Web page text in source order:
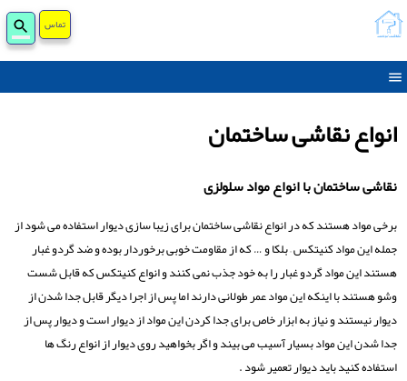
تماس
انواع نقاشی ساختمان
نقاشی ساختمان با انواع مواد سلولزی
برخی مواد هستند که در انواع نقاشی ساختمان برای زیبا سازی دیوار استفاده می شود از
جمله این مواد کنیتکس – بلکا و … که از مقاومت خوبی برخوردار بوده و ضد گردو غبار
هستند این مواد گردو غبار را به خود جذب نمی کنند و انواع کنیتکس که قابل شست
وشو هستند با اینکه این مواد عمر طولانی دارند اما پس از اجرا دیگر قابل جدا شدن از
دیوار نیستند و نیاز به ابزار خاص برای جدا کردن این مواد از دیوار است و دیوار پس از
جدا شدن این مواد بسیار آسیب می بیند و اگر بخواهید روی دیوار از انواع رنگ ها
استفاده کنید باید دیوار تعمیر شود .